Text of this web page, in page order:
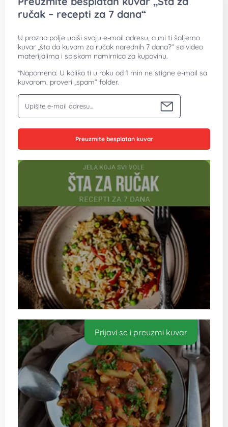
Prijavi se i preuzmi kuvar
Šta za ručak - recepti za 7 dana
Lupo Marshall je robna marka nastala 1995. godine, sa jednim
ciljem – olakšati kućne poslove. Čine je firme i predstavništva u
Srbiji, Crnoj Gori, Bosni i Hercegovini. Pratimo istu misiju preko 25
godina, istrajni u nameri da Lupo Marshall bude sinonim za
brže, jednostavnije i lakše obavljanje kućnih poslova.
Sve cene na ovom sajtu iskazane su u dinarima. PDV je
uračunat u cenu.